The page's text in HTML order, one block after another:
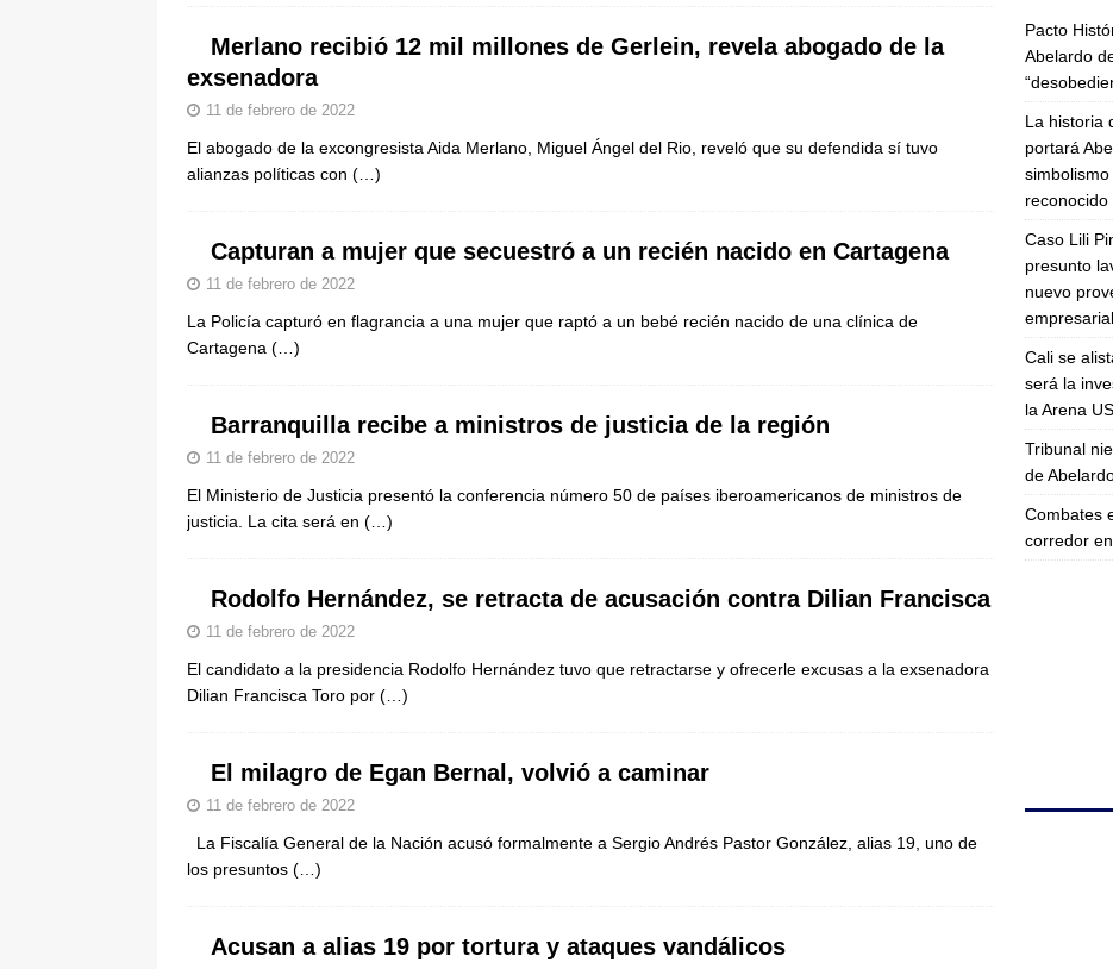
Merlano recibió 12 mil millones de Gerlein, revela abogado de la
exsenadora
11 de febrero de 2022
El abogado de la excongresista Aida Merlano, Miguel Ángel del Rio, reveló que su defendida sí tuvo
alianzas políticas con (…)
Capturan a mujer que secuestró a un recién nacido en Cartagena
11 de febrero de 2022
La Policía capturó en flagrancia a una mujer que raptó a un bebé recién nacido de una clínica de
Cartagena (…)
Barranquilla recibe a ministros de justicia de la región
11 de febrero de 2022
El Ministerio de Justicia presentó la conferencia número 50 de países iberoamericanos de ministros de
justicia. La cita será en (…)
Rodolfo Hernández, se retracta de acusación contra Dilian Francisca
11 de febrero de 2022
El candidato a la presidencia Rodolfo Hernández tuvo que retractarse y ofrecerle excusas a la exsenadora
Dilian Francisca Toro por (…)
El milagro de Egan Bernal, volvió a caminar
11 de febrero de 2022
La Fiscalía General de la Nación acusó formalmente a Sergio Andrés Pastor González, alias 19, uno de
los presuntos (…)
Acusan a alias 19 por tortura y ataques vandálicos
Pacto
Abelardo
La historia
portará
Caso Lili
presunto
nuevo
empresarial
Cali se
será la
la Arena
Tribunal
de
Combates
corredor